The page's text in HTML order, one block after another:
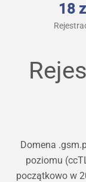
18
Domena
poziomu
początkowo w